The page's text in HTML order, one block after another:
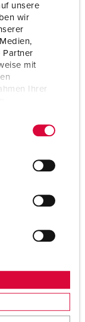
unsere
wir
Partner
mit
Ihrer